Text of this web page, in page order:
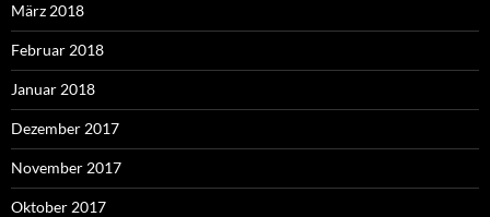
März 2018
Februar 2018
Januar 2018
Dezember 2017
November 2017
Oktober 2017